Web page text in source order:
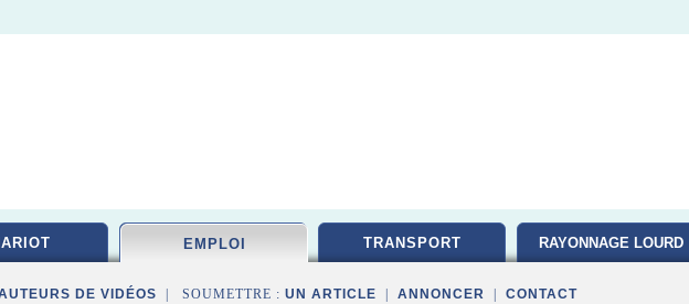
EMPLOI TRANSPORT RAYONNAGE LOURD
DE VIDÉOS | SOUMETTRE : UN ARTICLE ANNONCER CONTACT